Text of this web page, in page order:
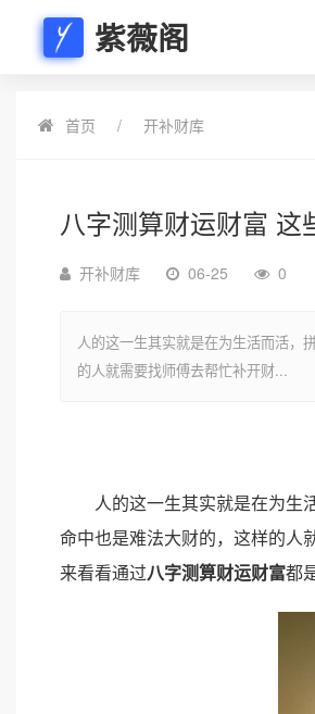
紫薇阁
首页 开补财库
八字测算财运财富 这
开补财库 06-25 0
人的这一生其实就是在为生活而活，
的人就需要找师傅去帮忙补开财...
人的这一生其实就是在为生活
命中也是难法大财的，这样的人
来看看通过八字测算财运财富都